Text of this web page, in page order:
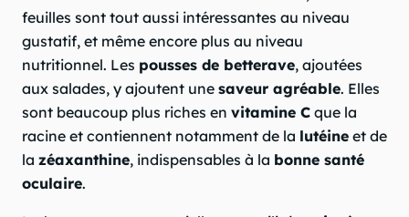
feuilles sont tout aussi intéressantes au niveau
gustatif, et même encore plus au niveau
nutritionnel. Les pousses de betterave, ajoutées
aux salades, y ajoutent une saveur agréable. Elles
sont beaucoup plus riches en vitamine C que la
racine et contiennent notamment de la lutéine et de
la zéaxanthine, indispensables à la bonne santé
oculaire.